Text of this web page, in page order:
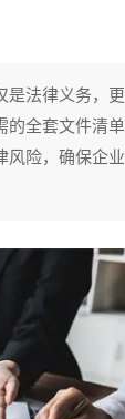
法律义务，
全套文件清
险，确保企